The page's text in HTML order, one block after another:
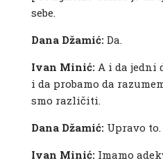
sebe.
Dana Džamić:Da.
Ivan Minić:A i da jedni
i da probamo da
smo različiti.
Dana Džamić:Upravo to.
Ivan Minić:Imamo